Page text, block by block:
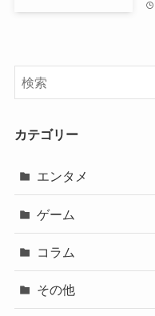
カテゴリー
エンタメ
ゲーム
コラム
その他